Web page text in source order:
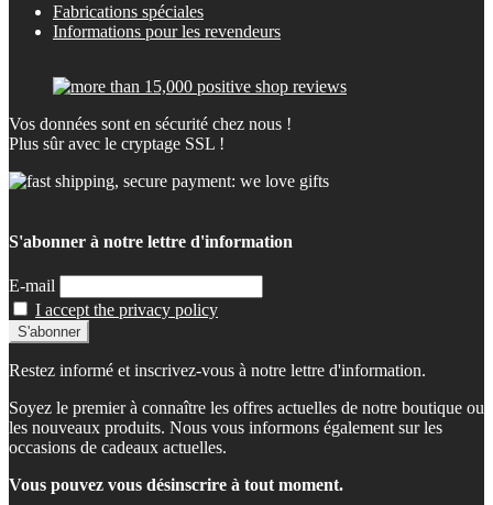
Fabrications spéciales
Informations pour les revendeurs
Vos données sont en sécurité chez nous !
Plus sûr avec le cryptage SSL !
S'abonner à notre lettre d'information
E-mail
I accept the privacy policy
Restez informé et inscrivez-vous à notre lettre d'information.
Soyez le premier à connaître les offres actuelles de notre boutique ou
les nouveaux produits. Nous vous informons également sur les
occasions de cadeaux actuelles.
Vous pouvez vous désinscrire à tout moment.